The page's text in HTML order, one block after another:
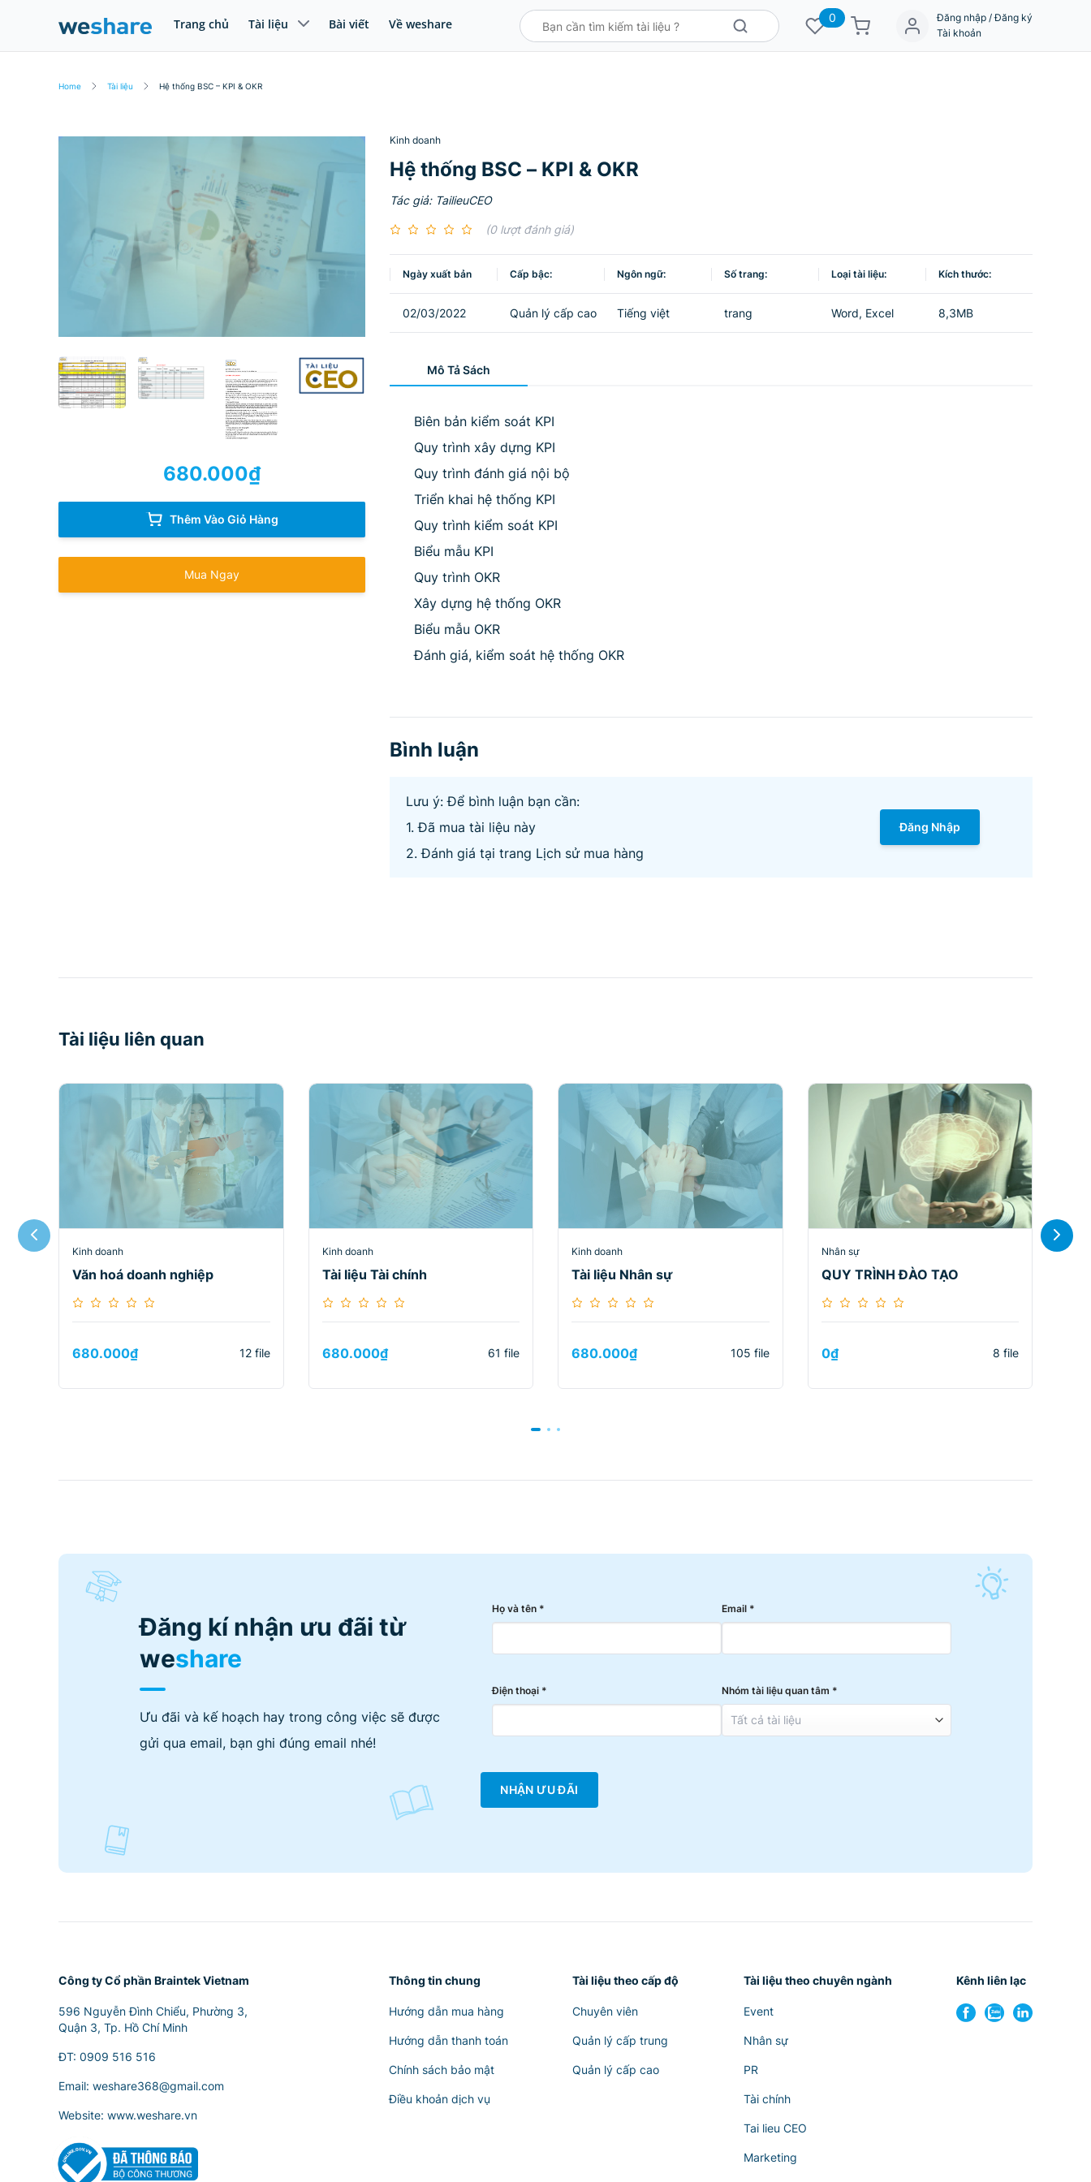
Trang chủ Tài liệu Bài viết Về weshare 0
Đăng nhập / Đăng ký
Tài khoản
Home Tài liệu Hệ thống BSC – KPI & OKR
680.000₫
Thêm Vào Giỏ Hàng
Mua Ngay
Kinh doanh
Hệ thống BSC – KPI & OKR
Tác giả: TailieuCEO
(0 lượt đánh giá)
Ngày xuất bản Cấp bậc: Ngôn ngữ: Số trang: Loại tài liệu: Kích thước:
02/03/2022 Quản lý cấp cao Tiếng việt trang Word, Excel 8,3MB
Mô Tả Sách
Biên bản kiểm soát KPI
Quy trình xây dựng KPI
Quy trình đánh giá nội bộ
Triển khai hệ thống KPI
Quy trình kiểm soát KPI
Biểu mẫu KPI
Quy trình OKR
Xây dựng hệ thống OKR
Biểu mẫu OKR
Đánh giá, kiểm soát hệ thống OKR
Bình luận
Lưu ý: Để bình luận bạn cần:
1. Đã mua tài liệu này
2. Đánh giá tại trang Lịch sử mua hàng
Đăng Nhập
Tài liệu liên quan
Kinh doanh
Văn hoá doanh nghiệp
680.000₫ 12 file
Kinh doanh
Tài liệu Tài chính
680.000₫ 61 file
Kinh doanh
Tài liệu Nhân sự
680.000₫ 105 file
Nhân sự
QUY TRÌNH ĐÀO TẠO
0₫ 8 file
Đăng kí nhận ưu đãi từ
weshare
Ưu đãi và kế hoạch hay trong công việc sẽ được
gửi qua email, bạn ghi đúng email nhé!
Họ và tên * Email *
Điện thoại * Nhóm tài liệu quan tâm *
NHẬN ƯU ĐÃI
Công ty Cổ phần Braintek Vietnam
596 Nguyễn Đình Chiểu, Phường 3,
Quận 3, Tp. Hồ Chí Minh
ĐT: 0909 516 516
Email: weshare368@gmail.com
Website: www.weshare.vn
Thông tin chung
Hướng dẫn mua hàng
Hướng dẫn thanh toán
Chính sách bảo mật
Điều khoản dịch vụ
Tài liệu theo cấp độ
Chuyên viên
Quản lý cấp trung
Quản lý cấp cao
Tài liệu theo chuyên ngành
Event
Nhân sự
PR
Tài chính
Tai lieu CEO
Marketing
Kênh liên lạc